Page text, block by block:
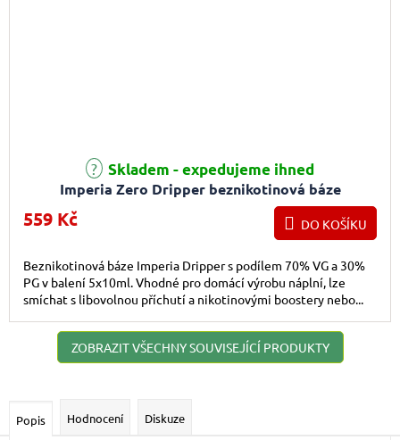
Imperia Zero Dripper beznikotinová báze
Průměrné hodnocení produktu je 5,0 z 5 hvězdiček.
Skladem - expedujeme ihned
559 Kč DO KOŠÍKU
Beznikotinová báze Imperia Dripper s podílem 70% VG a 30%
PG v balení 5x10ml. Vhodné pro domácí výrobu náplní, lze
smíchat s libovolnou příchutí a nikotinovými boostery nebo...
ZOBRAZIT VŠECHNY SOUVISEJÍCÍ PRODUKTY
Popis Hodnocení Diskuze